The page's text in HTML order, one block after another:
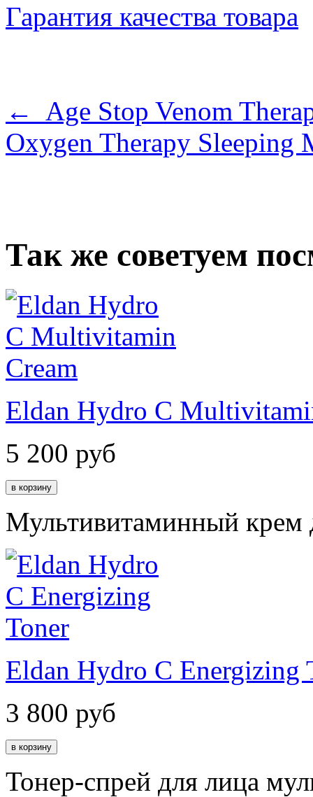
Гарантия качества товара
← Age Stop Venom
Oxygen Therapy
Так же советуем
Eldan Hydro C
5 200 руб
Мультивитаминный крем
Eldan Hydro C Energizing
3 800 руб
Тонер-спрей для лица